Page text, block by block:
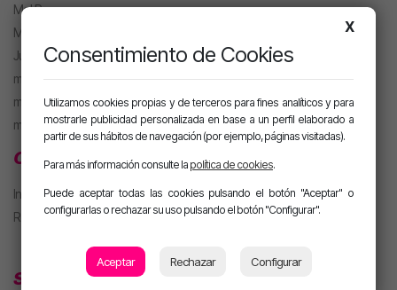
Mel Pescuezo
Manu Rubio
Juanma Arriaza
motiva HOT
motiva PARTY con Alan
m. PARTY Extended
CLUB MOTIVA
Iniciar sesión
Regístrate
SECCIONES
X
Consentimiento de Cookies
Utilizamos cookies propias y de terceros para fines analíticos y para
mostrarle publicidad personalizada en base a un perfil elaborado a
partir de sus hábitos de navegación (por ejemplo, páginas visitadas).
Para más información consulte la política de cookies.
Puede aceptar todas las cookies pulsando el botón "Aceptar" o
configurarlas o rechazar su uso pulsando el botón "Configurar".
Aceptar Rechazar Configurar